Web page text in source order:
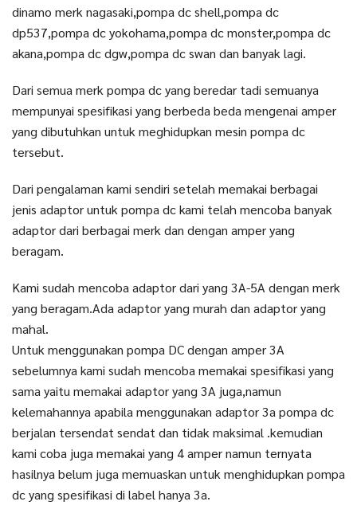
dinamo merk nagasaki,pompa dc shell,pompa dc
dp537,pompa dc yokohama,pompa dc monster,pompa dc
akana,pompa dc dgw,pompa dc swan dan banyak lagi.
Dari semua merk pompa dc yang beredar tadi semuanya
mempunyai spesifikasi yang berbeda beda mengenai amper
yang dibutuhkan untuk meghidupkan mesin pompa dc
tersebut.
Dari pengalaman kami sendiri setelah memakai berbagai
jenis adaptor untuk pompa dc kami telah mencoba banyak
adaptor dari berbagai merk dan dengan amper yang
beragam.
Kami sudah mencoba adaptor dari yang 3A-5A dengan merk
yang beragam.Ada adaptor yang murah dan adaptor yang
mahal.
Untuk menggunakan pompa DC dengan amper 3A
sebelumnya kami sudah mencoba memakai spesifikasi yang
sama yaitu memakai adaptor yang 3A juga,namun
kelemahannya apabila menggunakan adaptor 3a pompa dc
berjalan tersendat sendat dan tidak maksimal .kemudian
kami coba juga memakai yang 4 amper namun ternyata
hasilnya belum juga memuaskan untuk menghidupkan pompa
dc yang spesifikasi di label hanya 3a.